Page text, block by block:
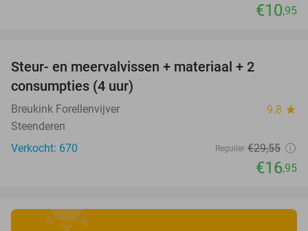
€10,95
Steur- en meervalvissen + materiaal + 2
consumpties (4 uur)
Breukink Forellenvijver 9.8 star
Steenderen
Verkocht: 670
Regulier €29,55
€16,95